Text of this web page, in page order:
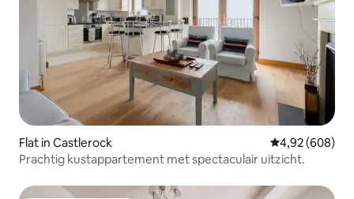
Flat in Castlerock Gemiddelde
4,92 (608)
Prachtig kustappartement met spectaculair uitzicht.